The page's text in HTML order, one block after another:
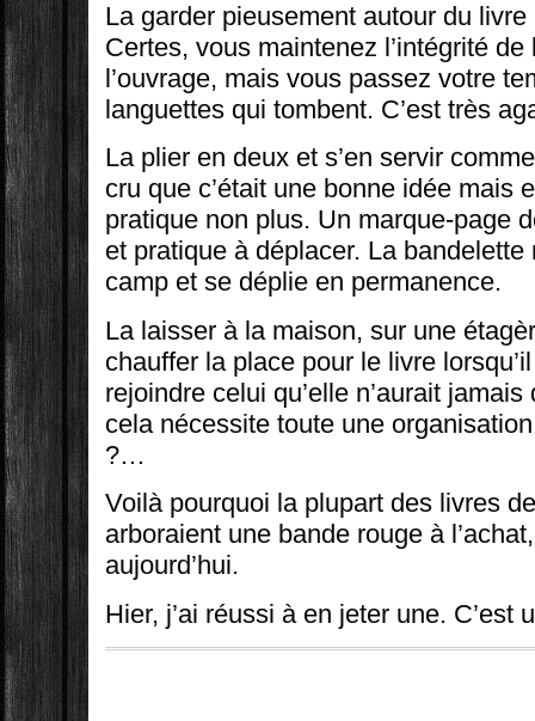
La garder pieusement autour du
Certes, vous maintenez l’intégrité
l’ouvrage, mais vous passez votre
languettes qui tombent. C’est très
La plier en deux et s’en servir
cru que c’était une bonne idée mais
pratique non plus. Un marque-page
et pratique à déplacer. La
camp et se déplie en permanence.
La laisser à la maison, sur une
chauffer la place pour le livre
rejoindre celui qu’elle n’aurait
cela nécessite toute une
?…
Voilà pourquoi la plupart des livres
arboraient une bande rouge à
aujourd’hui.
Hier, j’ai réussi à en jeter une. C’est